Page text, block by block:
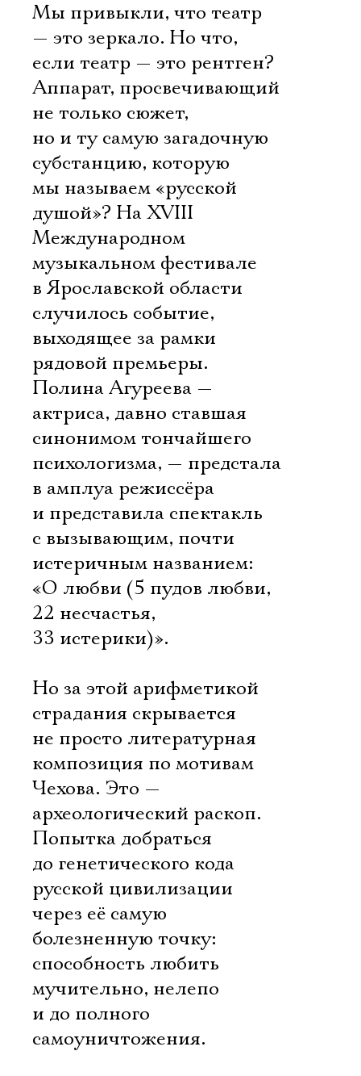
Мы привыкли, что театр
— это зеркало. Но что,
если театр — это рентген?
Аппарат, просвечивающий
не только сюжет,
но и ту самую загадочную
субстанцию, которую
мы называем «русской
душой»? На XVIII
Международном
музыкальном фестивале
в Ярославской области
случилось событие,
выходящее за рамки
рядовой премьеры.
Полина Агуреева —
актриса, давно ставшая
синонимом тончайшего
психологизма, — предстала
в амплуа режиссёра
и представила спектакль
с вызывающим, почти
истеричным названием:
«О любви (5 пудов любви,
22 несчастья,
33 истерики)».
Но за этой арифметикой
страдания скрывается
не просто литературная
композиция по мотивам
Чехова. Это —
археологический раскоп.
Попытка добраться
до генетического кода
русской цивилизации
через её самую
болезненную точку:
способность любить
мучительно, нелепо
и до полного
самоуничтожения.